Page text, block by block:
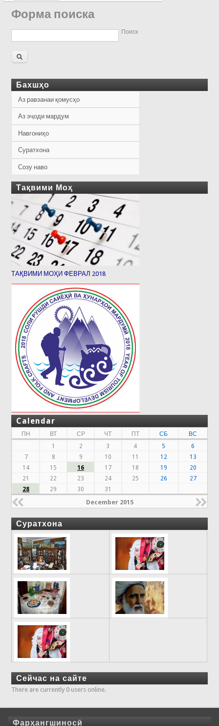
Форма поиска
Поиск
Бахшҳо
Аз равзанаи қомусҳо
Аз эҷоди мардум
Навгониҳо
Суратхона
Созу наво
Тақвими Моҳ
ТАҚВИМИ МОҲИ ФЕВРАЛ 2018
Calendar
ПН ВТ СР ЧТ ПТ СБ
ВС
1
2 3 4 5
6
7
8 9 10 11 12
13
14
15 16 17 18 19
20
21
22 23 24 25 26
27
28
29 30 31
December 2015
Суратхона
Сейчас на сайте
There are currently 0 users online.
Фарҳангшиносӣ